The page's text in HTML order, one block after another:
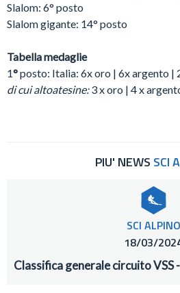
Slalom: 6° posto
Slalom gigante: 14° posto
Tabella medaglie
1°posto: Italia: 6x oro | 6x argento |
di cui altoatesine:3 x oro | 4 x
PIU' NEWS SCI
SCI ALPINO
18/03/
Classifica generale circuito VSS